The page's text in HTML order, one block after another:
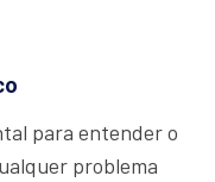
para entender o
problema